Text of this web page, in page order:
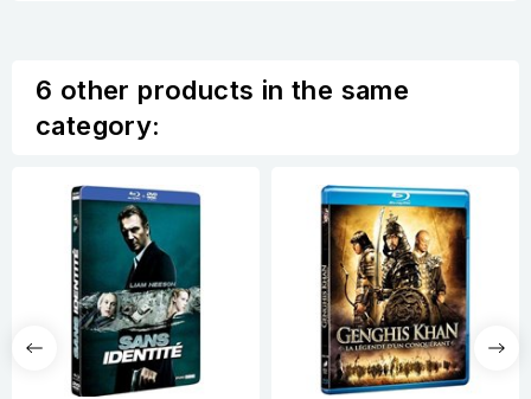
6 other products in the same
category: